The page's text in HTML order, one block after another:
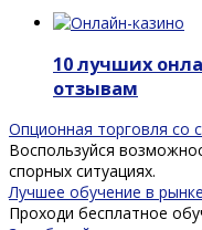
10 лучших
отзывам
Опционная торговля со
Воспользуйся
спорных ситуациях.
Лучшее обучение в рынке
Проходи бесплатное